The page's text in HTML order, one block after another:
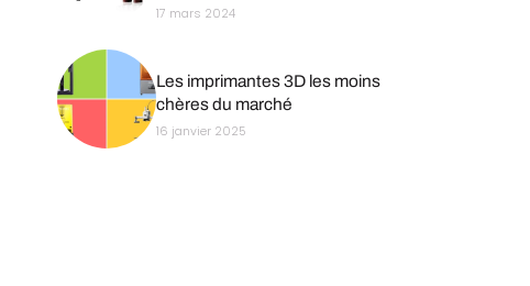
17 mars 2024
Les imprimantes 3D les moins
chères du marché
16 janvier 2025